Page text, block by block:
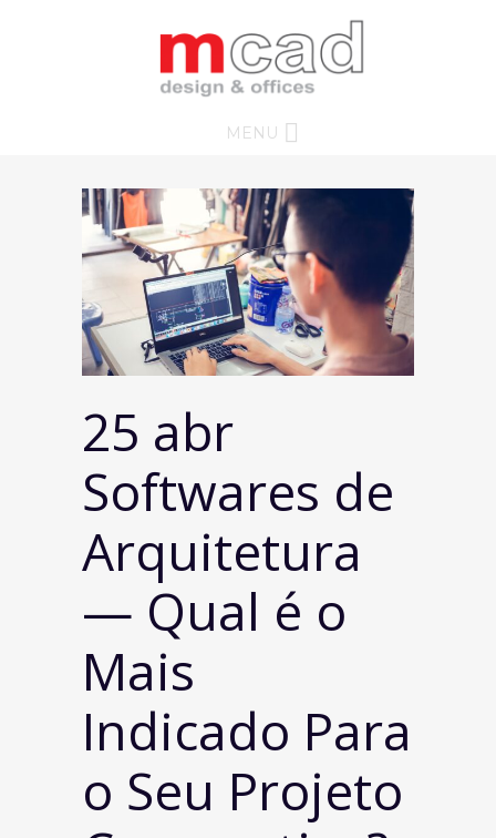
MENU
25 abr
Softwares de
Arquitetura
— Qual é o
Mais
Indicado Para
o Seu Projeto